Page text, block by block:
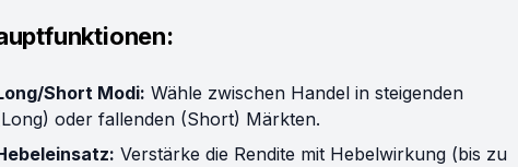
Short Modi: Wähle zwischen Handel in steigenden
oder fallenden (Short) Märkten.
Verstärke die Rendite mit Hebelwirkung (bis zu